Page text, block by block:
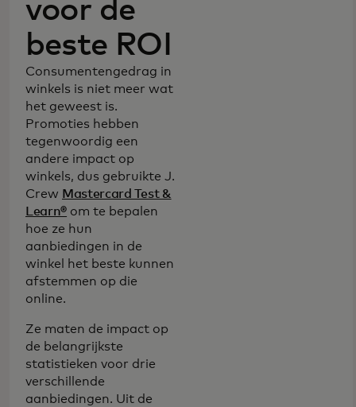
voor de
beste ROI
Consumentengedrag in
winkels is niet meer wat
het geweest is.
Promoties hebben
tegenwoordig een
andere impact op
winkels, dus gebruikte J.
Crew Mastercard Test &
Learn® om te bepalen
hoe ze hun
aanbiedingen in de
winkel het beste kunnen
afstemmen op die
online.
Ze maten de impact op
de belangrijkste
statistieken voor drie
verschillende
aanbiedingen. Uit de